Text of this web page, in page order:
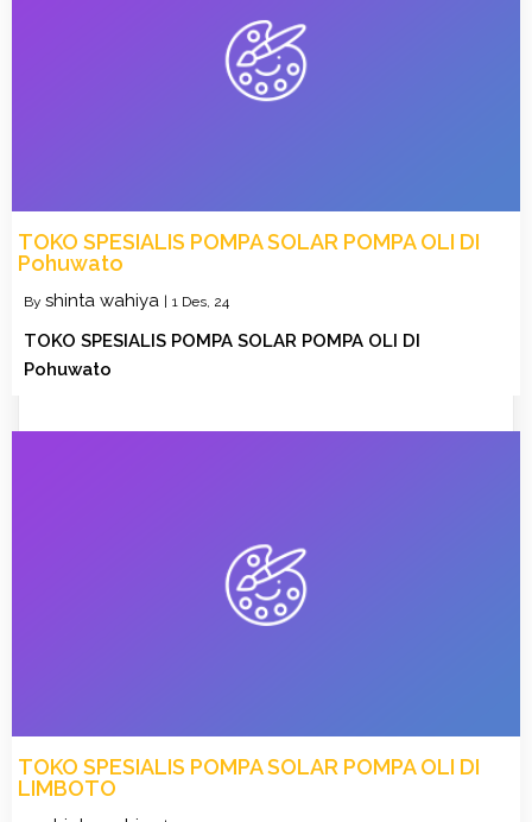
TOKO SPESIALIS POMPA SOLAR POMPA OLI DI
Pohuwato
By shinta wahiya 1 Des, 24
TOKO SPESIALIS POMPA SOLAR POMPA OLI DI
Pohuwato
TOKO SPESIALIS POMPA SOLAR POMPA OLI DI
LIMBOTO